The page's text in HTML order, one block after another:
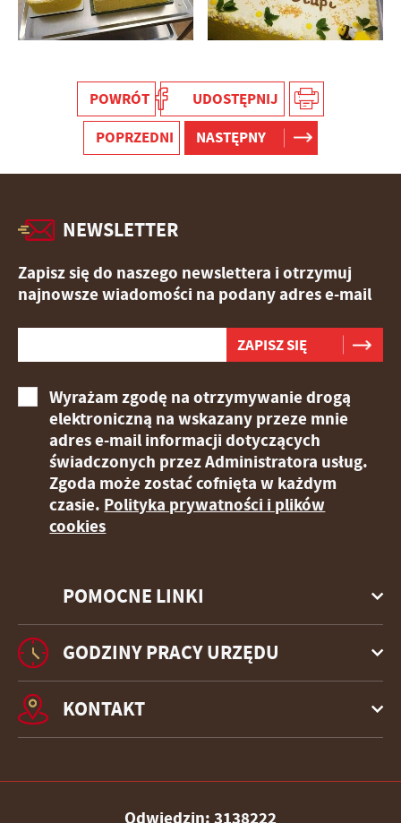
POWRÓT
UDOSTĘPNIJ
POPRZEDNI
NASTĘPNY
POMOCNE LINKI
NEWSLETTER
Zapisz się do naszego newslettera i otrzymuj
najnowsze wiadomości na podany adres e-mail
Wyrażam zgodę na otrzymywanie drogą
elektroniczną na wskazany przeze mnie
adres e-mail informacji dotyczących
świadczonych przez Administratora usług.
Zgoda może zostać cofnięta w każdym
czasie. Polityka prywatności i plików
cookies
GODZINY PRACY URZĘDU
KONTAKT
Odwiedzin: 3138222